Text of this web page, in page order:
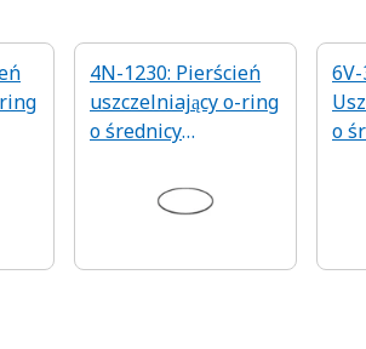
4N-1230: Pierścień
uszczelniający o-ring
o średnicy
o